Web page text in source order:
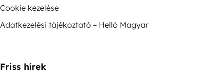
Cookie kezelése
Adatkezelési tájékoztató – Helló Magyar
Friss hírek